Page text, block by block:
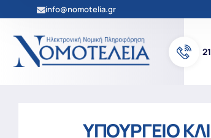
info@nomotelia.gr
ΥΠΟΥΡΓΕΙΟ